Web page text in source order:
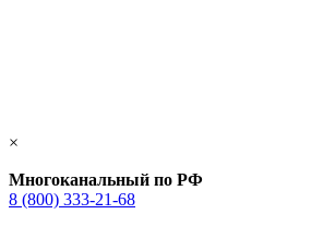
×
Многоканальный по РФ
8 (800) 333‑21-68